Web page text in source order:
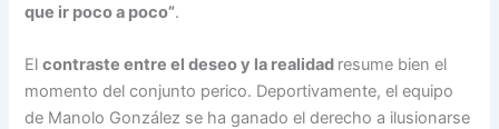
que ir poco a poco”.
Elcontraste entre el deseo y la realidad resume bien el
momento del conjunto perico. Deportivamente, el equipo
de Manolo González se ha ganado el derecho a ilusionarse